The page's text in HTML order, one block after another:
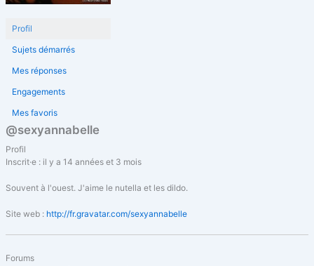
Profil
Sujets démarrés
Mes réponses
Engagements
Mes favoris
@sexyannabelle
Profil
Inscrit·e : il y a 14 années et 3 mois
Souvent à l'ouest. J'aime le nutella et les dildo.
Site web : http://fr.gravatar.com/sexyannabelle
Forums